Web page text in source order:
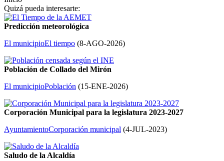
Quizá pueda interesarte:
Predicción meteorológica
El municipioEl tiempo (8-AGO-2026)
Población de Collado del Mirón
El municipioPoblación (15-ENE-2026)
Corporación Municipal para la legislatura 2023-2027
AyuntamientoCorporación municipal (4-JUL-2023)
Saludo de la Alcaldía